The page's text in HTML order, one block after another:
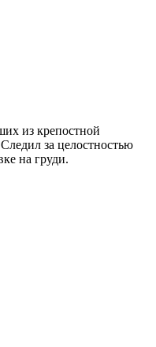
из крепостной
за целостностью
на груди.